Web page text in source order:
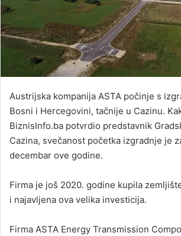
Austrijska kompanija ASTA počinje s
Bosni i Hercegovini, tačnije u Cazinu.
BiznisInfo.ba potvrdio predstavnik
Cazina, svečanost početka izgradnje je
decembar ove godine.
Firma je još 2020. godine kupila
i najavljena ova velika investicija.
Firma ASTA Energy Transmission